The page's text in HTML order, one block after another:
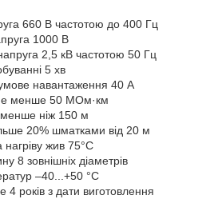
660 В частотою до 400 Гц
1000 В
2,5 кВ частотою 50 Гц
5 хв
навантаження 40 А
не менше 50 МОм·км
ніж 150 м
20% шматками від 20 м
жив 75°С
8 зовнішніх діаметрів
–40...+50 °C
років з дати виготовлення